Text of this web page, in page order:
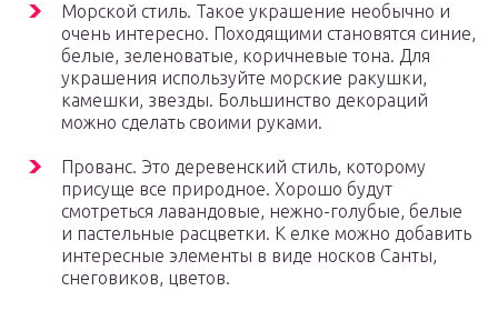
Морской стиль. Такое украшение необычно и
очень интересно. Походящими становятся синие,
белые, зеленоватые, коричневые тона. Для
украшения используйте морские ракушки,
камешки, звезды. Большинство декораций
можно сделать своими руками.
Прованс. Это деревенский стиль, которому
присуще все природное. Хорошо будут
смотреться лавандовые, нежно-голубые, белые
и пастельные расцветки. К елке можно добавить
интересные элементы в виде носков Санты,
снеговиков, цветов.